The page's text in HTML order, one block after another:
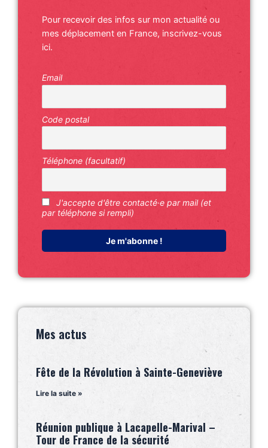
Pour recevoir des infos sur mon actualité ou
mes déplacement en France, inscrivez-vous
ici.
Email
Code postal
Téléphone (facultatif)
J'accepte d'être contacté·e par mail (et
par téléphone si rempli)
Mes actus
Fête de la Révolution à Sainte-Geneviève
Lire la suite »
Réunion publique à Lacapelle-Marival –
Tour de France de la sécurité